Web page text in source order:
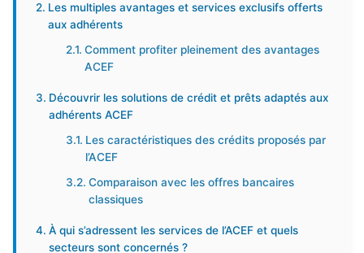
Les multiples avantages et services exclusifs offerts
aux adhérents
Comment profiter pleinement des avantages
ACEF
Découvrir les solutions de crédit et prêts adaptés aux
adhérents ACEF
Les caractéristiques des crédits proposés par
l’ACEF
Comparaison avec les offres bancaires
classiques
À qui s’adressent les services de l’ACEF et quels
secteurs sont concernés ?